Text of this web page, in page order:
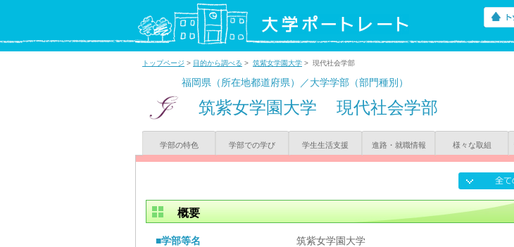
トップページ > 目的から調べる > 筑紫女学園大学 > 現代社会学部
福岡県（所在地都道府県）／大学学部（部門種別）
筑紫女学園大学 現代社会学部
学部の特色 学部での学び 学生生活支援 進路・就職情報 様々な取組
概要
■学部等名 筑紫女学園大学